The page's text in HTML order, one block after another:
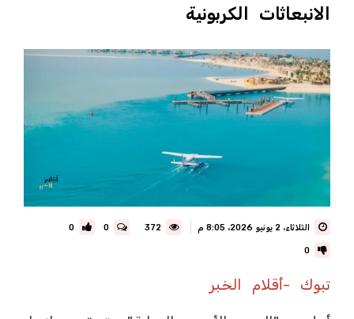
الانبعاثات الكربونية
الثلاثاء، 2 يونيو 2026، 8:05 م 0
0
0
تبوك -أقلام الخبر